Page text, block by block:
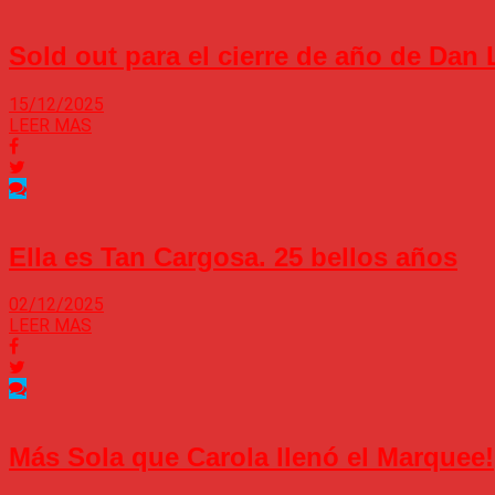
Sold out para el cierre de año de Dan
15/12/2025
LEER MAS
Ella es Tan Cargosa. 25 bellos años
02/12/2025
LEER MAS
Más Sola que Carola llenó el Marquee!